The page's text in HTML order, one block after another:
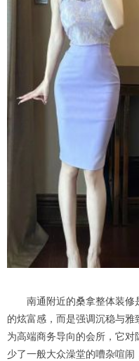
南通附近的桑拿整体装修
的炫富感，而是强调沉稳与
为高端商务导向的会所，它对
少了一般大众澡堂的嘈杂喧